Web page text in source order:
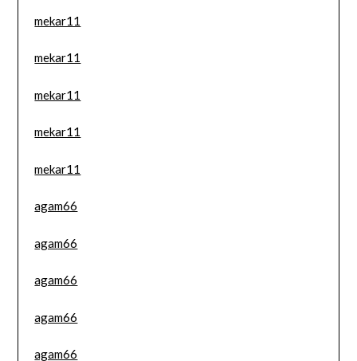
mekar11
mekar11
mekar11
mekar11
mekar11
agam66
agam66
agam66
agam66
agam66